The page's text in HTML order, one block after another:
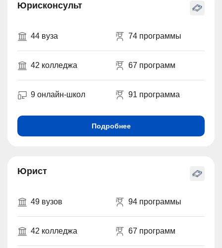
Юрисконсульт
44 вуза 74 программы
42 колледжа 67 программ
9 онлайн-школ 91 программа
Подробнее
Юрист
49 вузов 94 программы
42 колледжа 67 программ